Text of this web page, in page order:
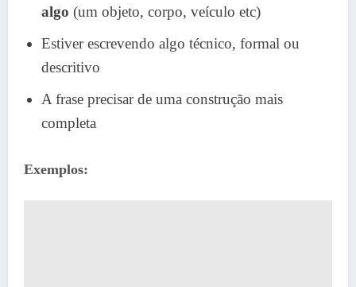
algo (um objeto, corpo, veículo etc)
Estiver escrevendo algo técnico, formal ou
descritivo
A frase precisar de uma construção mais
completa
Exemplos: